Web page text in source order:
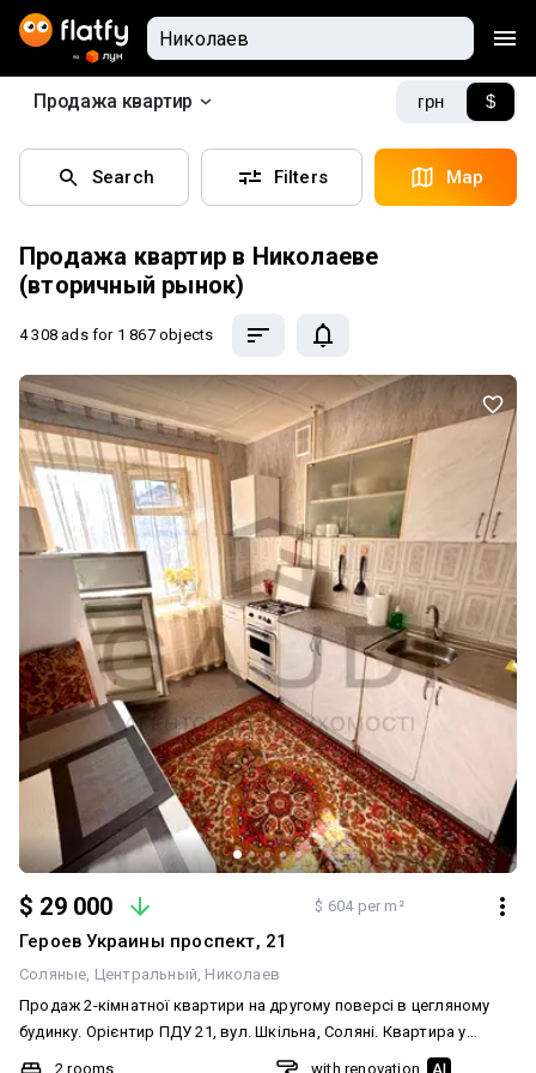
Продажа квартир грн $
Search Filters Map
Продажа квартир в Николаеве
(вторичный рынок)
4 308 ads for 1 867 objects
$ 29 000 $ 604 per m²
Героев Украины проспект, 21
Соляные Центральный Николаев
Продаж 2-кімнатної квартири на другому поверсі в цегляному
будинку. Орієнтир ПДУ 21, вул. Шкільна, Соляні. Квартира у
звичайному житловому стані, але дуже доглянута, світла, у ній
2 rooms
with renovation AI